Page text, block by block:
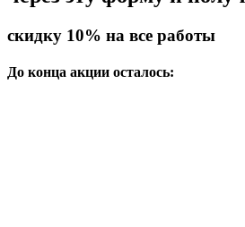
скидку 10% на все работы
До конца акции осталось: